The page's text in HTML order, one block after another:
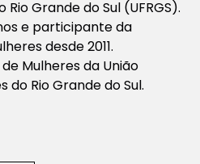
Grande do Sul (UFRGS).
e participante da
desde 2011.
Mulheres da União
do Rio Grande do Sul.